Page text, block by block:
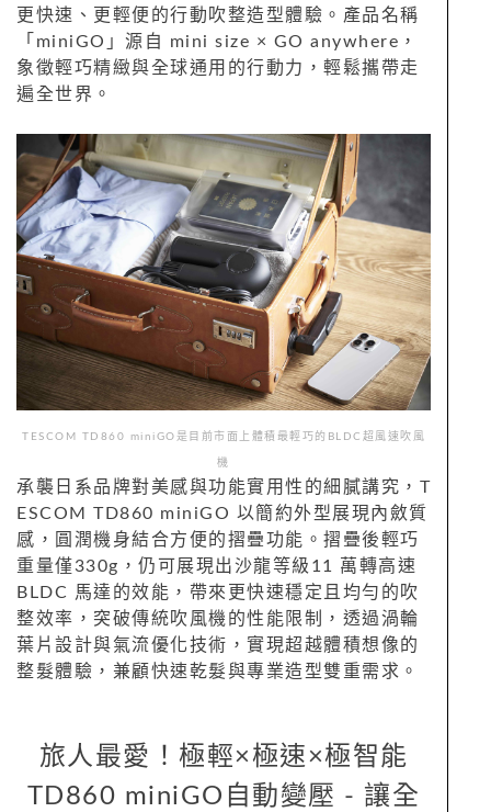
更快速、更輕便的行動吹整造型體驗。產品名稱
「miniGO」源自 mini size × GO anywhere，
象徵輕巧精緻與全球通用的行動力，輕鬆攜帶走
遍全世界。
TESCOM TD860 miniGO是目前市面上體積最輕巧的BLDC超風速吹風
機
承襲日系品牌對美感與功能實用性的細膩講究，T
ESCOM TD860 miniGO 以簡約外型展現內斂質
感，圓潤機身結合方便的摺疊功能。摺疊後輕巧
重量僅330g，仍可展現出沙龍等級11 萬轉高速
BLDC 馬達的效能，帶來更快速穩定且均勻的吹
整效率，突破傳統吹風機的性能限制，透過渦輪
葉片設計與氣流優化技術，實現超越體積想像的
整髮體驗，兼顧快速乾髮與專業造型雙重需求。
旅人最愛！極輕×極速×極智能
TD860 miniGO自動變壓 - 讓全